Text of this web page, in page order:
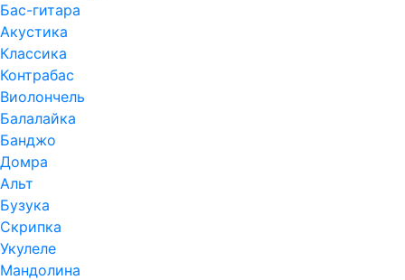
Бас-гитара
Акустика
Классика
Контрабас
Виолончель
Балалайка
Банджо
Домра
Альт
Бузука
Скрипка
Укулеле
Мандолина